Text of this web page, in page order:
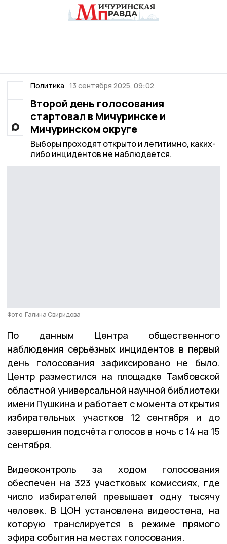
Политика 13 сентября 2025, 09:02
Второй день голосования
стартовал в Мичуринске и
Мичуринском округе
Выборы проходят открыто и легитимно, каких-
либо инцидентов не наблюдается.
Фото: Галина Свиридова
По данным Центра общественного
наблюдения серьёзных инцидентов в первый
день голосования зафиксировано не было.
Центр разместился на площадке Тамбовской
областной универсальной научной библиотеки
имени Пушкина и работает с момента открытия
избирательных участков 12 сентября и до
завершения подсчёта голосов в ночь с 14 на 15
сентября.
Видеоконтроль за ходом голосования
обеспечен на 323 участковых комиссиях, где
число избирателей превышает одну тысячу
человек. В ЦОН установлена видеостена, на
которую транслируется в режиме прямого
эфира события на местах голосования.